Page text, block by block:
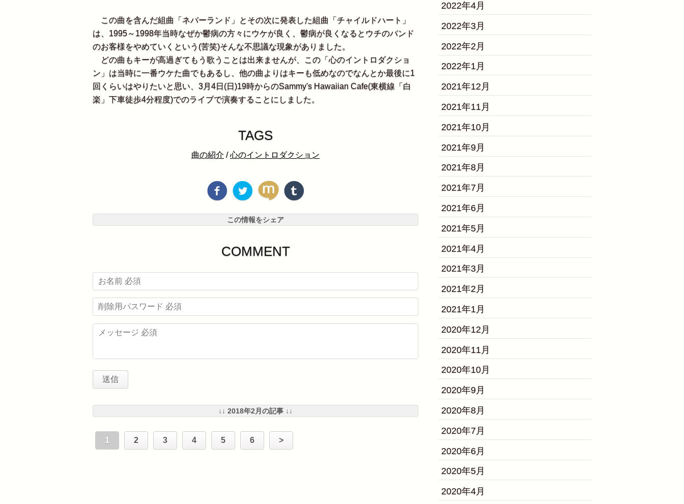
この曲を含んだ組曲「ネバーランド」とその次に発表した組曲「チャイルドハート」
は、1995～1998年当時なぜか鬱病の方々にウケが良く、鬱病が良くなるとウチのバンド
のお客様をやめていくという(苦笑)そんな不思議な現象がありました。
どの曲もキーが高過ぎてもう歌うことは出来ませんが、この「心のイントロダクショ
ン」は当時に一番ウケた曲でもあるし、他の曲よりはキーも低めなのでなんとか最後に1
回くらいはやりたいと思い、3月4日(日)19時からのSammy's Hawaiian Cafe(東横線「白
楽」下車徒歩4分程度)でのライブで演奏することにしました。
TAGS
曲の紹介 /心のイントロダクション
この情報をシェア
COMMENT
↓↓ 2018年2月の記事 ↓↓
1 2 3 4 5 6 >
2022年4月
2022年3月
2022年2月
2022年1月
2021年12月
2021年11月
2021年10月
2021年9月
2021年8月
2021年7月
2021年6月
2021年5月
2021年4月
2021年3月
2021年2月
2021年1月
2020年12月
2020年11月
2020年10月
2020年9月
2020年8月
2020年7月
2020年6月
2020年5月
2020年4月